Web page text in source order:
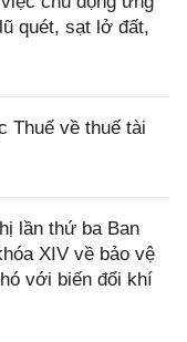
quét, sạt lở đất,
Thuế về thuế tài
lần thứ ba Ban
XIV về bảo vệ
với biến đổi khí